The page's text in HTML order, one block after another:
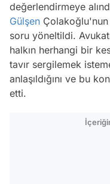
değerlendirmeye
Gülşen Çolakoğlu'nun
soru yöneltildi.
halkın herhangi bir
tavır sergilemek
anlaşıldığını ve bu
etti.